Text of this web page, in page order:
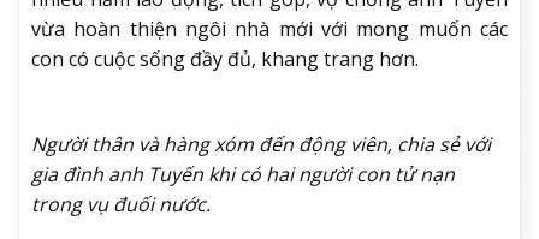
vừa hoàn thiện ngôi nhà mới với mong muốn các
con có cuộc sống đầy đủ, khang trang hơn.
Người thân và hàng xóm đến động viên, chia sẻ với
gia đình anh Tuyến khi có hai người con tử nạn
trong vụ đuối nước.